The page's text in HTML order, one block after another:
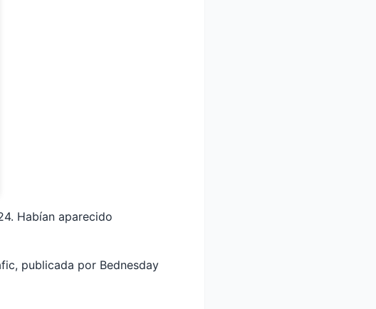
Habían aparecido
publicada por Bednesday